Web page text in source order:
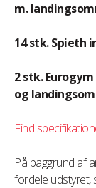
m.
14 stk. Spieth
2 stk.
og
Find
På baggrund af
fordele udstyret,